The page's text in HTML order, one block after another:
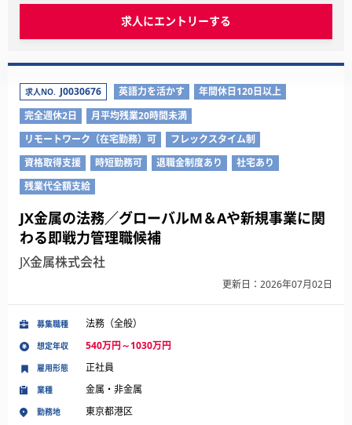
求人にエントリーする
求人NO. J0030676 英語力を活かす
年間休日120日以上
完全週休2日
月平均残業20時間未満
リモートワーク（在宅勤務）可
フレックスタイム制
資格取得支援
時短勤務可 退職金制度あり
社宅あり
残業代全額支給
JX金属の法務／グローバルM＆Aや新規事業に関
わる即戦力管理職候補
JX金属株式会社
更新日：2026年07月02日
募集職種 法務（全般）
想定年収 540万円～1030万円
業種 金属・非金属
勤務地 東京都港区
雇用形態 正社員